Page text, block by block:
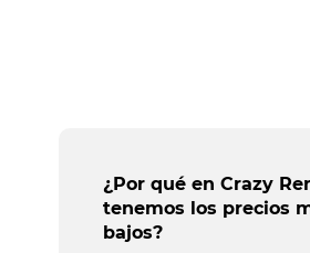
¿Por qué en Crazy
tenemos los precios
bajos?